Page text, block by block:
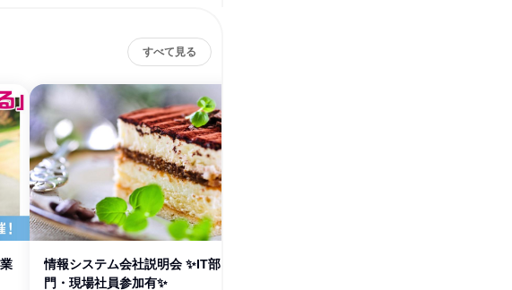
すべて見る
情報システム会社説明会 ✨IT部
門・現場社員参加有✨